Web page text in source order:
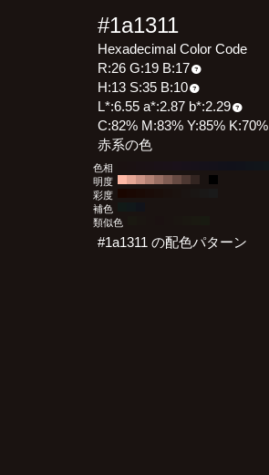
#1a1311
Hexadecimal Color Code
R:26 G:19 B:17
H:13 S:35 B:10
L*:6.55 a*:2.87 b*:2.29
C:82% M:83% Y:85% K:70%
赤系の色
色相
明度
彩度
補色
類似色
#1a1311 の配色パターン